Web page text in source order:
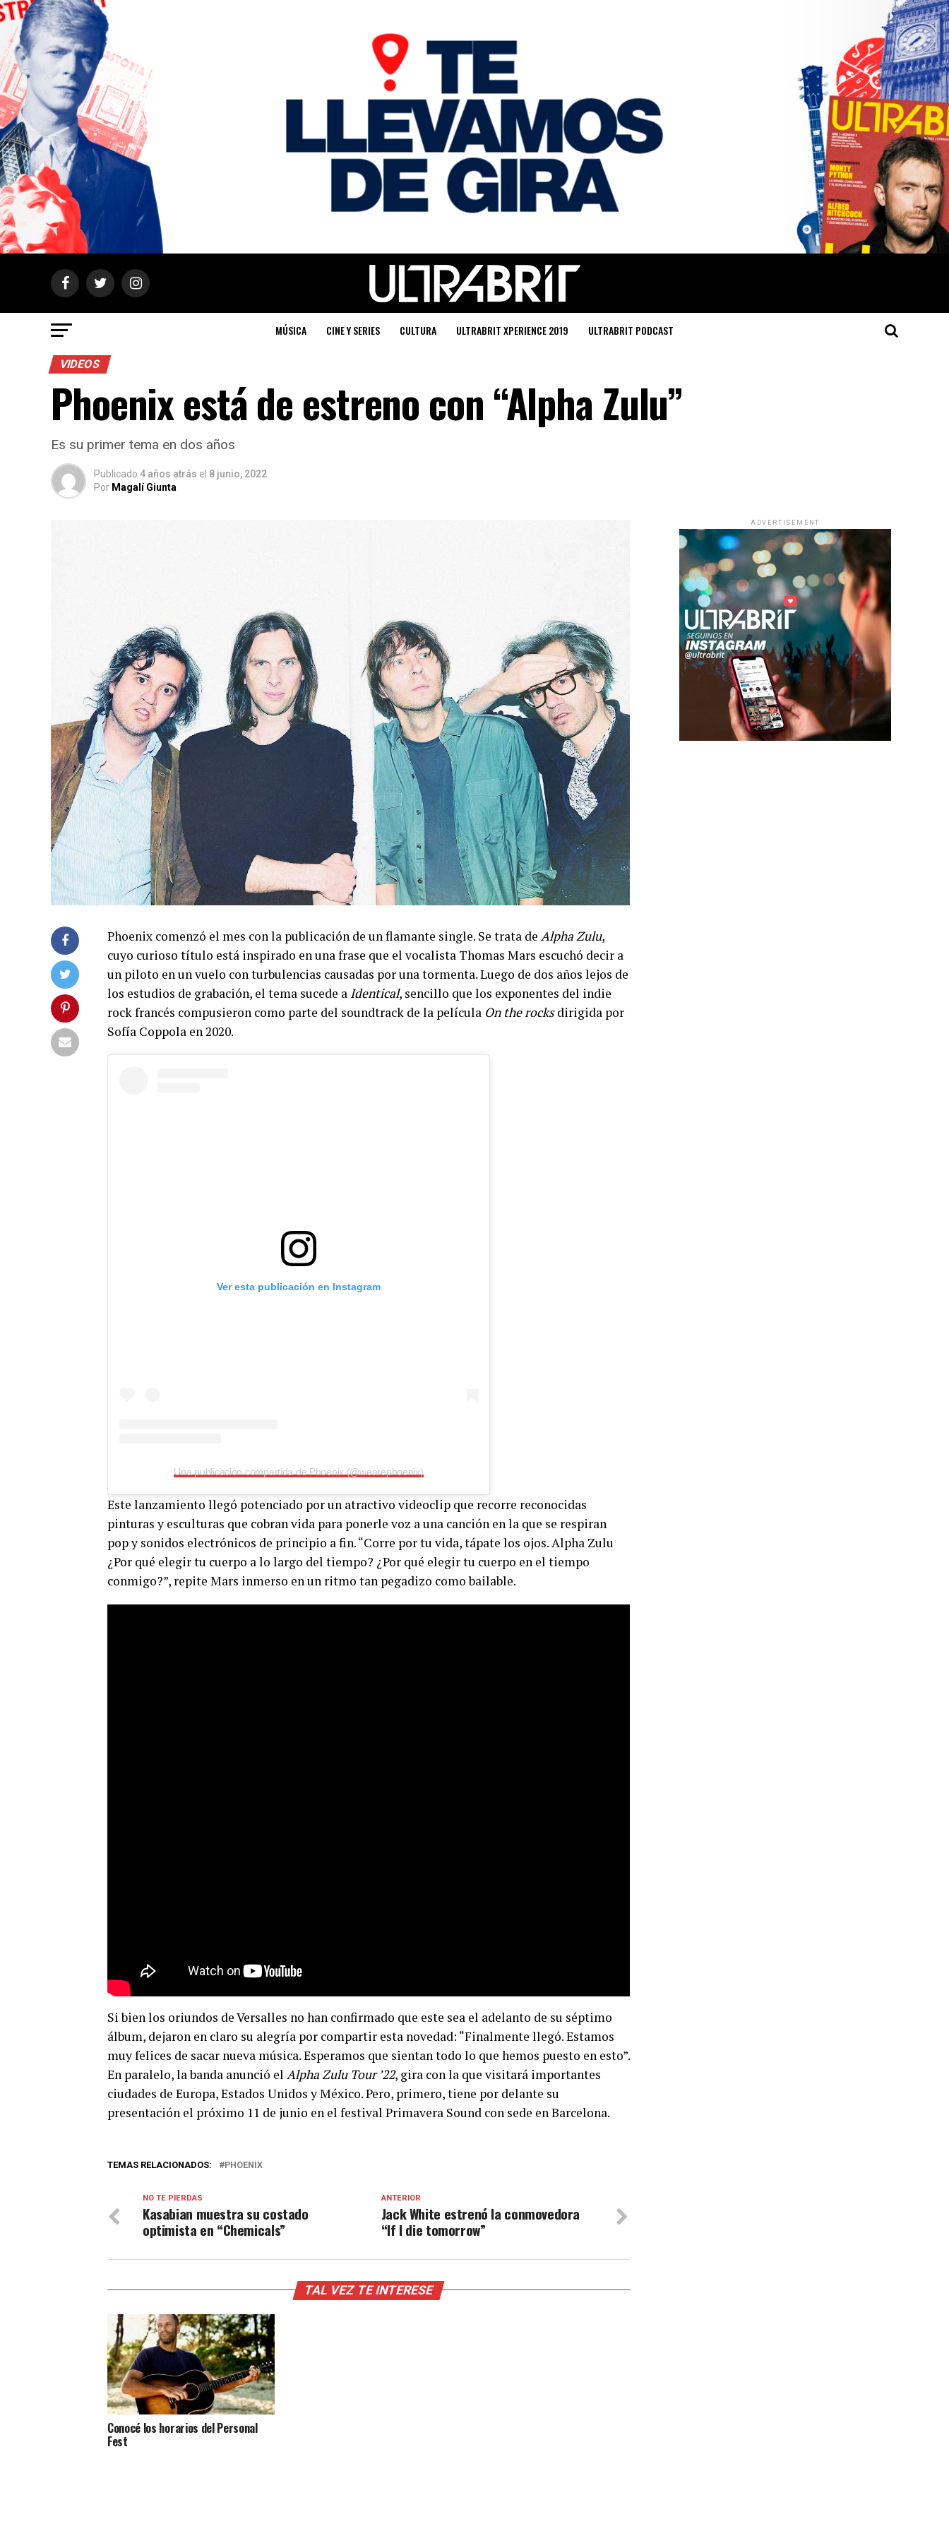
MÚSICA CINE Y SERIES CULTURA ULTRABRIT XPERIENCE 2019 ULTRABRIT PODCAST
VIDEOS
Phoenix está de estreno con “Alpha Zulu”
Es su primer tema en dos años
Publicado 4 años atrás el 8 junio, 2022
Por Magalí Giunta
Phoenix comenzó el mes con la publicación de un flamante single. Se trata de Alpha Zulu,
cuyo curioso título está inspirado en una frase que el vocalista Thomas Mars escuchó decir a
un piloto en un vuelo con turbulencias causadas por una tormenta. Luego de dos años lejos de
los estudios de grabación, el tema sucede a Identical, sencillo que los exponentes del indie
rock francés compusieron como parte del soundtrack de la película On the rocksdirigida por
Sofía Coppola en 2020.
Ver esta publicación en Instagram
Una publicación compartida de Phoenix (@wearephoenix)
Este lanzamiento llegó potenciado por un atractivo videoclip que recorre reconocidas
pinturas y esculturas que cobran vida para ponerle voz a una canción en la que se respiran
pop y sonidos electrónicos de principio a fin. “Corre por tu vida, tápate los ojos. Alpha Zulu
¿Por qué elegir tu cuerpo a lo largo del tiempo? ¿Por qué elegir tu cuerpo en el tiempo
conmigo?”, repite Mars inmerso en un ritmo tan pegadizo como bailable.
Si bien los oriundos de Versalles no han confirmado que este sea el adelanto de su séptimo
álbum, dejaron en claro su alegría por compartir esta novedad: “Finalmente llegó. Estamos
muy felices de sacar nueva música. Esperamos que sientan todo lo que hemos puesto en esto”.
En paralelo, la banda anunció el Alpha Zulu Tour ’22, gira con la que visitará importantes
ciudades de Europa, Estados Unidos y México. Pero, primero, tiene por delante su
presentación el próximo 11 de junio en el festival Primavera Sound con sede en Barcelona.
TEMAS RELACIONADOS: PHOENIX
ANTERIOR
Jack White estrenó la conmovedora
“If I die tomorrow”
NO TE PIERDAS
Kasabian muestra su costado
optimista en “Chemicals”
TAL VEZ TE INTERESE
Conocé los horarios del Personal
Fest
ADVERTISEMENT